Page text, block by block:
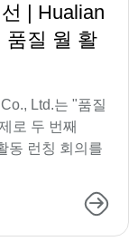
| Hualian
품질 월 활
Ltd.는 "품질
로 두 번째
동 런칭 회의를